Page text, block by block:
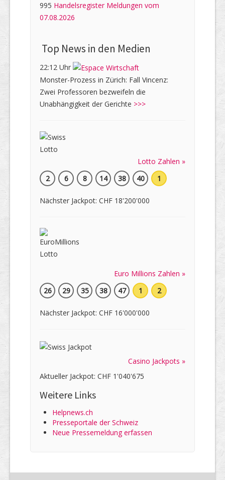
995 Handelsregister Meldungen vom
07.08.2026
Top News in den Medien
22:12 Uhr
Monster-Prozess in Zürich: Fall Vincenz:
Zwei Professoren bezweifeln die
Unabhängigkeit der Gerichte >>>
Lotto Zahlen »
2
6 8 14 38 40 1
Nächster Jackpot: CHF 18'200'000
Euro Millions Zahlen »
26
29 35 38 47 1 2
Nächster Jackpot: CHF 16'000'000
Casino Jackpots »
Aktueller Jackpot: CHF 1'040'675
Weitere Links
Helpnews.ch
Presseportale der Schweiz
Neue Pressemeldung erfassen